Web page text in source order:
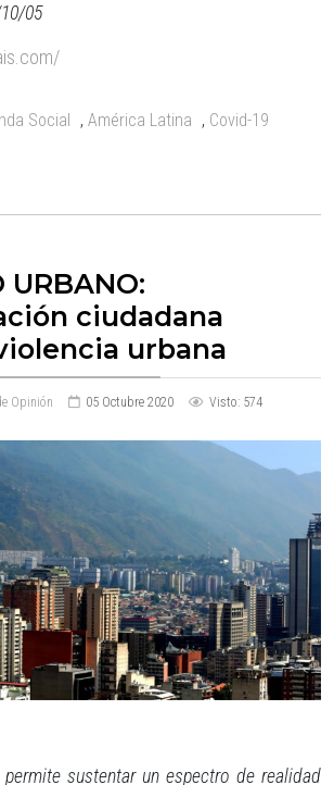
05
Social , América Latina , Covid-19
URBANO:
ciudadana
urbana
Opinión 05 Octubre 2020 Visto: 574
sustentar un espectro de realidad